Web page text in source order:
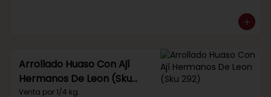
Arrollado Huaso Con Ají
Hermanos De Leon (Sku
292)
Venta por 1/4 kg.